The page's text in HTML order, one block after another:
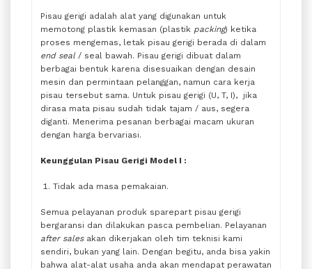
Pisau gerigi adalah alat yang digunakan untuk
memotong plastik kemasan (plastik packing) ketika
proses mengemas, letak pisau gerigi berada di dalam
end seal / seal bawah. Pisau gerigi dibuat dalam
berbagai bentuk karena disesuaikan dengan desain
mesin dan permintaan pelanggan, namun cara kerja
pisau tersebut sama. Untuk pisau gerigi (U, T, I), jika
dirasa mata pisau sudah tidak tajam / aus, segera
diganti. Menerima pesanan berbagai macam ukuran
dengan harga bervariasi.
Keunggulan Pisau Gerigi Model I :
Tidak ada masa pemakaian.
Semua pelayanan produk sparepart pisau gerigi
bergaransi dan dilakukan pasca pembelian. Pelayanan
after salesakan dikerjakan oleh tim teknisi kami
sendiri, bukan yang lain. Dengan begitu, anda bisa yakin
bahwa alat-alat usaha anda akan mendapat perawatan